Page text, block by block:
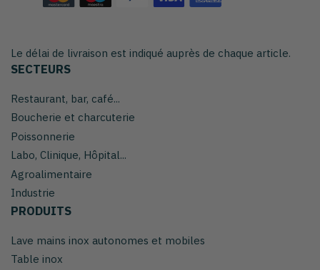
Le délai de livraison est indiqué auprès de chaque article.
SECTEURS
Restaurant, bar, café...
Boucherie et charcuterie
Poissonnerie
Labo, Clinique, Hôpital...
Agroalimentaire
Industrie
PRODUITS
Lave mains inox autonomes et mobiles
Table inox